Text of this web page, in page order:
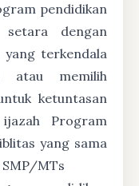
pendidikan
dengan
yang terkendala
atau memilih
ketuntasan
ijazah Program
yang sama
MTs